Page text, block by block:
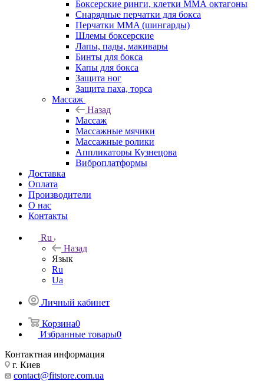
Боксерские ринги, клетки ММА октагоны
Снарядные перчатки для бокса
Перчатки MMA (шингарды)
Шлемы боксерские
Лапы, пады, макивары
Бинты для бокса
Капы для бокса
Защита ног
Защита паха, торса
Массаж
Назад
Массаж
Массажные мячики
Массажные ролики
Аппликаторы Кузнецова
Виброплатформы
Доставка
Оплата
Производители
О нас
Контакты
Ru
Назад
Язык
Ru
Ua
Личный кабинет
Корзина0
Избранные товары0
Контактная информация
г. Киев
contact@fitstore.com.ua